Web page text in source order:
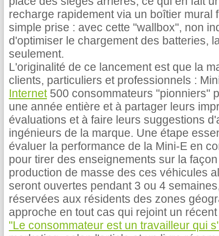
recharge rapidement via un boîtier mural
simple prise : avec cette "wallbox", non
d'optimiser le chargement des batteries,
seulement.
L'originalité de ce lancement est que la
clients, particuliers et professionnels :
Internet500 consommateurs "pionniers"
une année entière et à partager leurs
évaluations et à faire leurs suggestions
ingénieurs de la marque. Une étape
évaluer la performance de la Mini-E en
pour tirer des enseignements sur la
production de masse des ces véhicules
seront ouvertes pendant 3 ou 4
réservées aux résidents des zones
approche en tout cas qui rejoint un
"Le consommateur est un travailleur qui